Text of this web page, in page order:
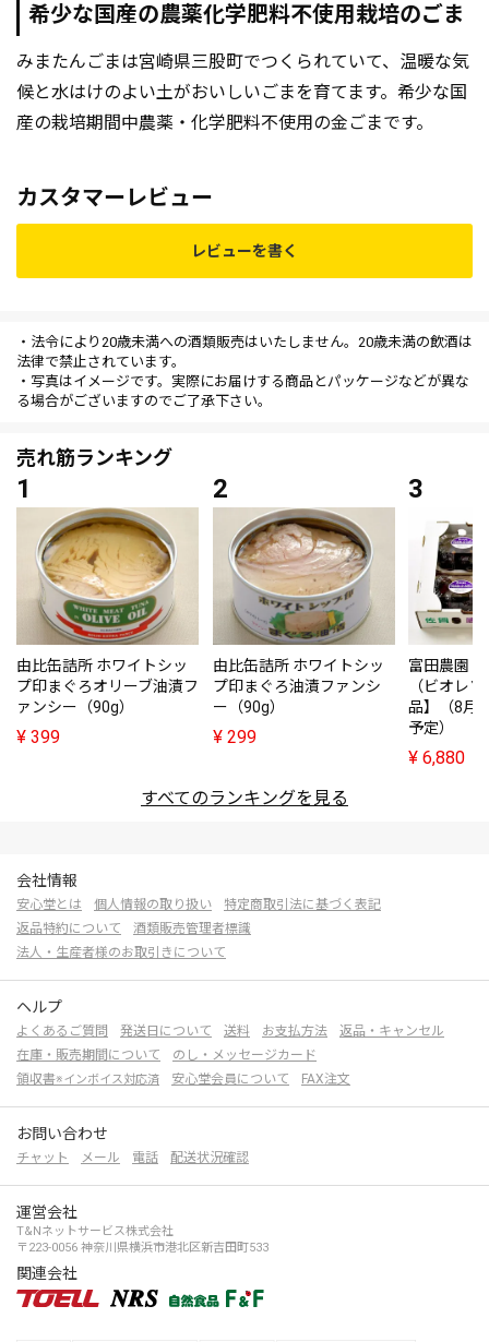
希少な国産の農薬化学肥料不使用栽培のごま
みまたんごまは宮崎県三股町でつくられていて、温暖な気
候と水はけのよい土がおいしいごまを育てます。希少な国
産の栽培期間中農薬・化学肥料不使用の金ごまです。
カスタマーレビュー
レビューを書く
・法令により20歳未満への酒類販売はいたしません。20歳未満の飲酒は
法律で禁止されています。
・写真はイメージです。実際にお届けする商品とパッケージなどが異な
る場合がございますのでご了承下さい。
売れ筋ランキング
由比缶詰所 ホワイトシッ
プ印まぐろオリーブ油漬フ
ァンシー（90g）
¥ 399
由比缶詰所 ホワイトシッ
プ印まぐろ油漬ファンシ
ー（90g）
¥ 299
富田農園
（ビオレ
品】（8月
予定）
¥ 6,880
すべてのランキングを見る
会社情報
安心堂とは 個人情報の取り扱い
特定商取引法に基づく表記
返品特約について
酒類販売管理者標識
法人・生産者様のお取引きについて
ヘルプ
よくあるご質問 発送日について 送料 お支払方法
返品・キャンセル
在庫・販売期間について
のし・メッセージカード
領収書※インボイス対応済 安心堂会員について FAX注文
お問い合わせ
チャット メール 電話 配送状況確認
運営会社
T&Nネットサービス株式会社
〒223-0056 神奈川県横浜市港北区新吉田町533
関連会社